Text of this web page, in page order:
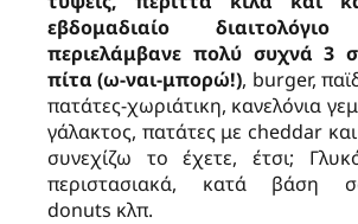
εβδομαδιαίο
περιελάμβανε πολύ συχνά 3
πίτα (ω-ναι-μπορώ!), burger,
πατάτες-χωριάτικη, κανελόνια
γάλακτος, πατάτες με cheddar
συνεχίζω το έχετε, έτσι;
περιστασιακά, κατά βάση
donuts κλπ.